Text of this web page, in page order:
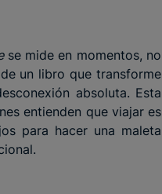
se mide en momentos, no
un libro que transforme
absoluta. Esta
entienden que viajar es
para hacer una maleta